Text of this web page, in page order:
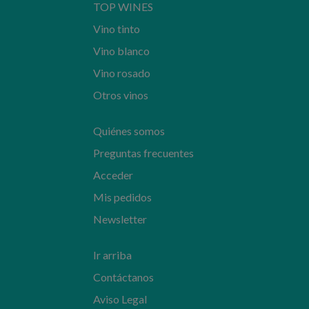
TOP WINES
Vino tinto
Vino blanco
Vino rosado
Otros vinos
Quiénes somos
Preguntas frecuentes
Acceder
Mis pedidos
Newsletter
Ir arriba
Contáctanos
Aviso Legal